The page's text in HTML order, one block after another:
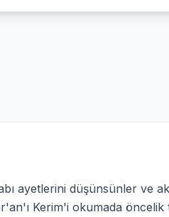
ayetlerini düşünsünler ve
Kerim'i okumada öncelik